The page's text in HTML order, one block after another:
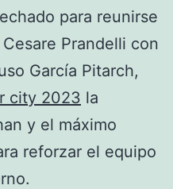
para reunirse
Prandelli con
García Pitarch,
city 2023 la
y el máximo
reforzar el equipo